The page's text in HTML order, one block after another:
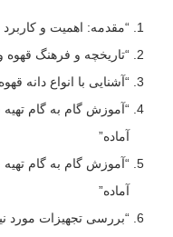
“مقدمه: اهمیت و
“تاریخچه و فرهنگ
“آشنایی با انواع دانه
“آموزش گام به گام تهیه
آماده”
“آموزش گام به گام
آماده”
“بررسی تجهیزات مورد